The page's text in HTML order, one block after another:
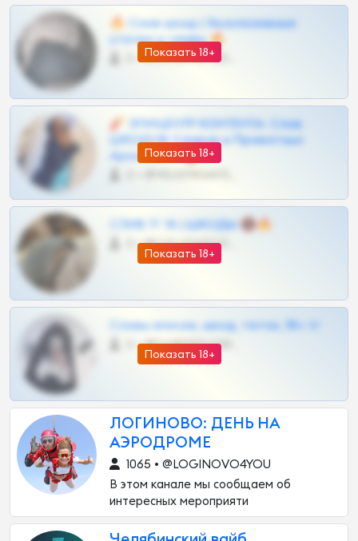
Показать 18+
🔥 Слив шкод | Эксклюзивные
утечки и сливы 🔥
0 •
Показать 18+
🧨 ЭПИЦЕНТР КОНТЕНТА: Слив
ШКОДОВ Сливов и Приватных
Архивов ТГ 🔞💎
Показать 18+
СЛИВ ТГ 18 | ШКОДЫ 🔞🔥
0 •
Показать 18+
Сливы вписок, шкод, теток, 18+ тг
0 •
ЛОГИНОВО: ДЕНЬ НА
АЭРОДРОМЕ
1065 • @LOGINOVO4YOU
В этом канале мы сообщаем об
интересных мероприяти